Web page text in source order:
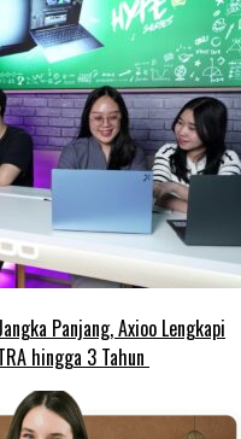
Panjang, Axioo Lengkapi
hingga 3 Tahun